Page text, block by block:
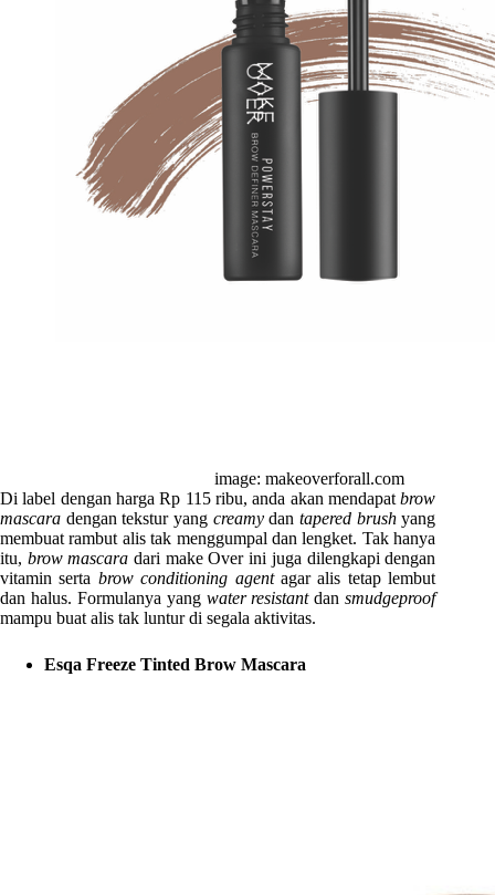
image: makeoverforall.com
Di label dengan harga Rp 115 ribu, anda akan mendapatbrow
mascara dengan tekstur yang creamydan tapered brushyang
membuat rambut alis tak menggumpal dan lengket. Tak hanya
itu, brow mascara dari make Over ini juga dilengkapi dengan
vitamin serta brow conditioning agentagar alis tetap lembut
dan halus. Formulanya yang water resistantdansmudgeproof
mampu buat alis tak luntur di segala aktivitas.
Esqa Freeze Tinted Brow Mascara